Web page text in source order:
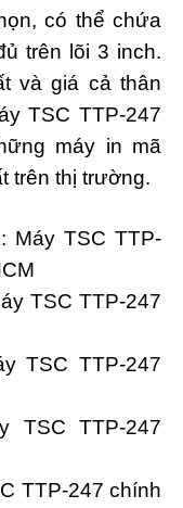
có thể chứa
trên lõi 3 inch.
và giá cả thân
TSC TTP-247
máy in mã
trên thị trường.
Máy TSC TTP-
TSC TTP-247
TSC TTP-247
TSC TTP-247
TTP-247 chính